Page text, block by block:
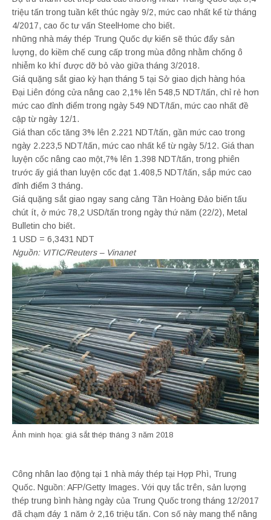
triệu tấn trong tuần kết thúc ngày 9/2, mức cao nhất kể từ tháng
4/2017, cao ốc tư vấn SteelHome cho biết.
những nhà máy thép Trung Quốc dự kiến sẽ thúc đẩy sản
lượng, do kiềm chế cung cấp trong mùa đông nhằm chống ô
nhiễm ko khí được dỡ bỏ vào giữa tháng 3/2018.
Giá quặng sắt giao kỳ hạn tháng 5 tại Sở giao dịch hàng hóa
Đại Liên đóng cửa nâng cao 2,1% lên 548,5 NDT/tấn, chỉ rẻ hơn
mức cao đỉnh điểm trong ngày 549 NDT/tấn, mức cao nhất đề
cập từ ngày 12/1.
Giá than cốc tăng 3% lên 2.221 NDT/tấn, gần mức cao trong
ngày 2.223,5 NDT/tấn, mức cao nhất kể từ ngày 5/12. Giá than
luyện cốc nâng cao một,7% lên 1.398 NDT/tấn, trong phiên
trước ấy giá than luyện cốc đạt 1.408,5 NDT/tấn, sắp mức cao
đỉnh điểm 3 tháng.
Giá quặng sắt giao ngay sang cảng Tần Hoàng Đảo biến tấu
chút ít, ở mức 78,2 USD/tấn trong ngày thứ năm (22/2), Metal
Bulletin cho biết.
1 USD = 6,3431 NDT
Nguồn: VITIC/Reuters – Vinanet
Ảnh minh họa: giá sắt thép tháng 3 năm 2018
Công nhân lao động tại 1 nhà máy thép tại Hợp Phì, Trung
Quốc. Nguồn: AFP/Getty Images. Với quy tắc trên, sản lượng
thép trung bình hàng ngày của Trung Quốc trong tháng 12/2017
đã chạm đáy 1 năm ở 2,16 triệu tấn. Con số này mang thể nâng